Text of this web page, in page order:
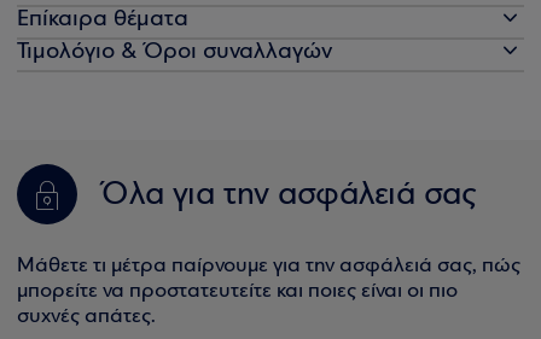
Επίκαιρα θέματα
Τιμολόγιο & Όροι συναλλαγών
Όλα για την ασφάλειά σας
Μάθετε τι μέτρα παίρνουμε για την ασφάλειά σας, πώς
μπορείτε να προστατευτείτε και ποιες είναι οι πιο
συχνές απάτες.